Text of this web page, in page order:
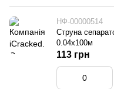
НФ-00000514
Струна
0.04x100м
113 грн